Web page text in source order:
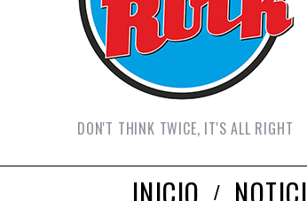
DON'T THINK TWICE, IT'S ALL RIGHT
INICIO